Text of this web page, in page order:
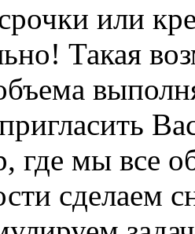
или
Такая
где мы все
сделаем